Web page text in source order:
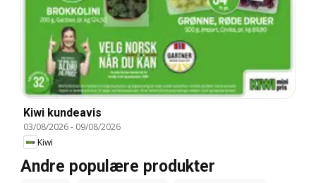
Kiwi kundeavis
03/08/2026- 09/08/2026
Kiwi
Andre populære produkter